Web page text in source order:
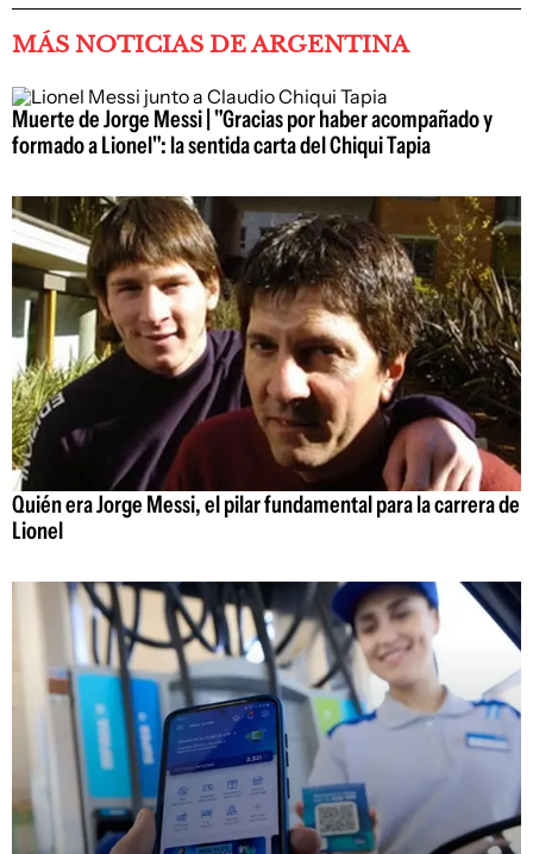
MÁS NOTICIAS DE ARGENTINA
Muerte de Jorge Messi | "Gracias por haber acompañado y
formado a Lionel": la sentida carta del Chiqui Tapia
Quién era Jorge Messi, el pilar fundamental para la carrera de
Lionel